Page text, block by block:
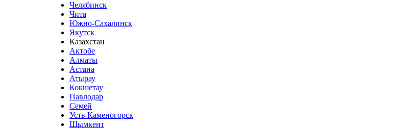
Челябинск
Чита
Южно-Сахалинск
Якутск
Казахстан
Актобе
Алматы
Астана
Атырау
Кокшетау
Павлодар
Семей
Усть-Каменогорск
Шымкент